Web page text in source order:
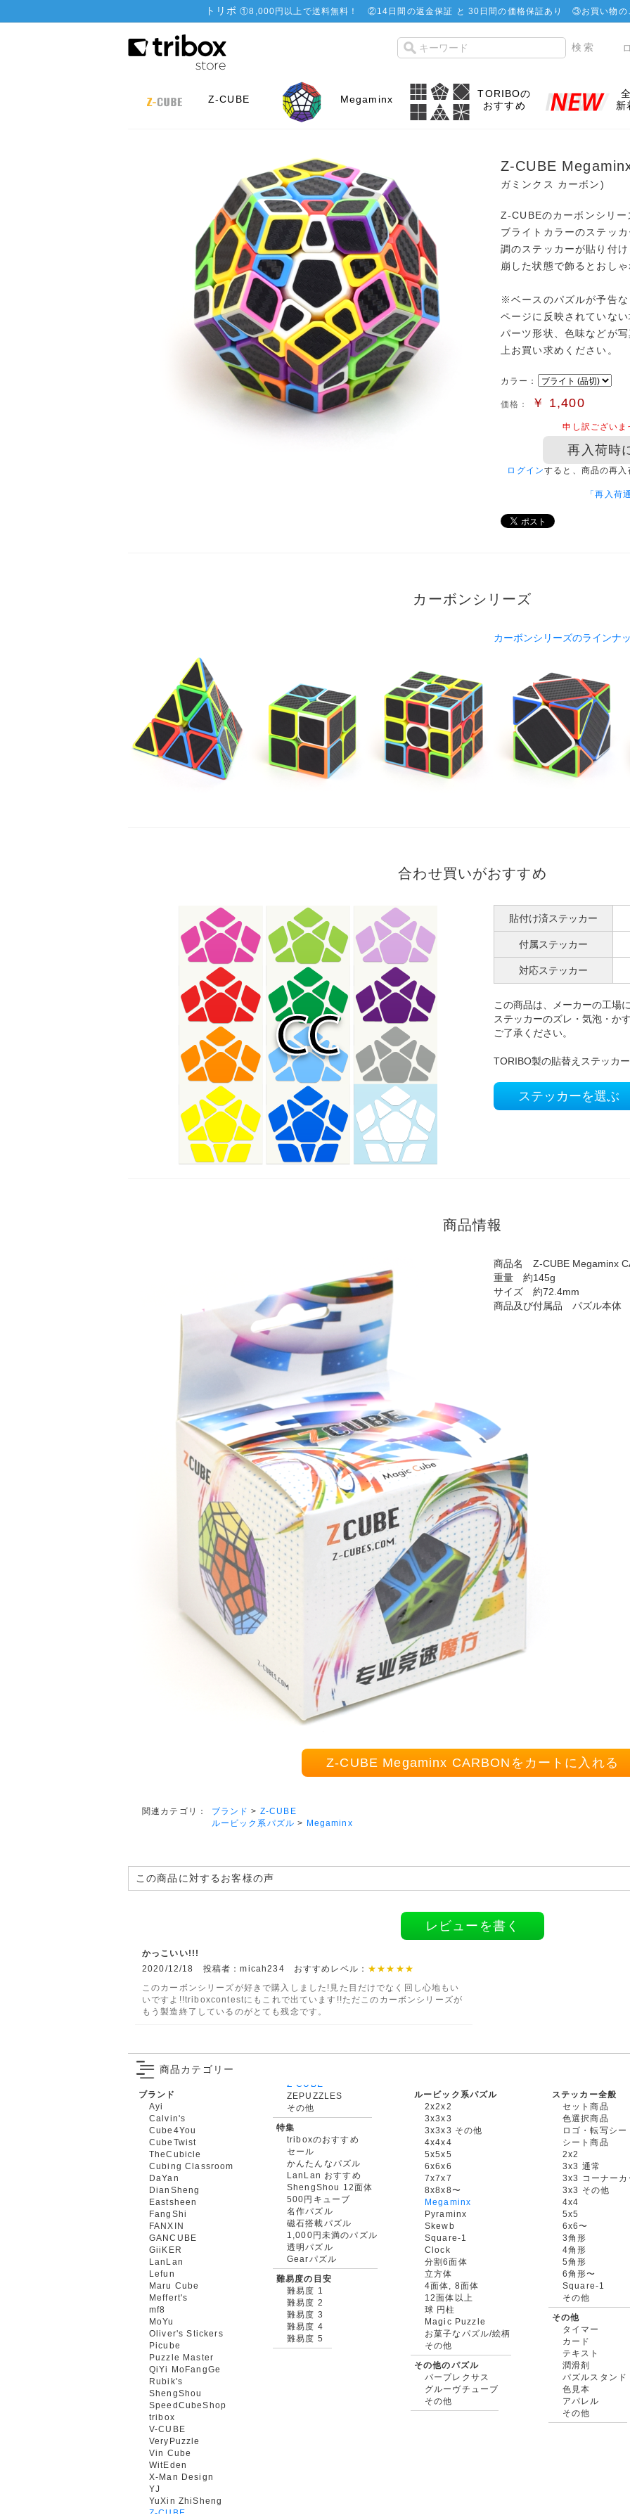
トリボ ①8,000円以上で送料無料！ ②14日間の返金保証 と 30日間の価格保証あり ③お買い物の
Z-CUBE Megaminx
TORIBOの
おすすめ
新
Z-CUBE
ガミンクス カーボン)
Z-CUBEのカーボンシリー
ブライトカラーのステッ
調のステッカーが貼り付け
崩した状態で飾るとおし
※ベースのパズルが予告
ページに反映されていな
パーツ形状、色味などが
上お買い求めください。
カラー：
価格： ￥ 1,400
申し訳ございま
再入荷時
ログインすると、商品の再入
「再入荷
カーボンシリーズ
カーボンシリーズのラインナ
合わせ買いがおすすめ
貼付け済ステッカー
付属ステッカー
対応ステッカー
この商品は、メーカーの工場
ステッカーのズレ・気泡・か
ご了承ください。
TORIBO製の貼替えステッカ
ステッカーを選ぶ
商品情報
商品名 Z-CUBE Megaminx
重量 約145g
サイズ 約72.4mm
商品及び付属品 パズル本体
Z-CUBE Megaminx CARBONをカートに入れる
関連カテゴリ： ブランド > Z-CUBE
ルービック系パズル > Megaminx
この商品に対するお客様の声
レビューを書く
かっこいい!!!
2020/12/18 投稿者：micah234 おすすめレベル： ★★★★★
このカーボンシリーズが好きで購入しました!見た目だけでなく回し心地もい
いですよ!!triboxcontestにもこれで出ています!!ただこのカーボンシリーズが
もう製造終了しているのがとても残念です。
商品カテゴリー
ブランド
Ayi
Calvin's
Cube4You
CubeTwist
TheCubicle
Cubing Classroom
DaYan
DianSheng
Eastsheen
FangShi
FANXIN
GANCUBE
GiiKER
LanLan
Lefun
Maru Cube
Meffert's
mf8
MoYu
Oliver's Stickers
Picube
Puzzle Master
QiYi MoFangGe
Rubik's
ShengShou
SpeedCubeShop
tribox
V-CUBE
VeryPuzzle
Vin Cube
WitEden
X-Man Design
YJ
YuXin ZhiSheng
Z-CUBE
ZEPUZZLES
その他
特集
triboxのおすすめ
セール
かんたんなパズル
LanLan おすすめ
ShengShou 12面体
500円キューブ
名作パズル
磁石搭載パズル
1,000円未満のパズル
透明パズル
Gearパズル
難易度の目安
難易度 1
難易度 2
難易度 3
難易度 4
難易度 5
ルービック系パズル
2x2x2
3x3x3
3x3x3 その他
4x4x4
5x5x5
6x6x6
7x7x7
8x8x8〜
Megaminx
Pyraminx
Skewb
Square-1
Clock
分割6面体
立方体
4面体, 8面体
12面体以上
球 円柱
Magic Puzzle
お菓子なパズル/絵柄
その他
その他のパズル
パープレクサス
グルーヴチューブ
その他
ステッカー全般
セット商品
色選択商品
ロゴ・転写シー
シート商品
2x2
3x3 通常
3x3 コーナーカ
3x3 その他
4x4
5x5
6x6〜
3角形
4角形
5角形
6角形〜
Square-1
その他
その他
タイマー
カード
テキスト
潤滑剤
パズルスタンド
色見本
アパレル
その他